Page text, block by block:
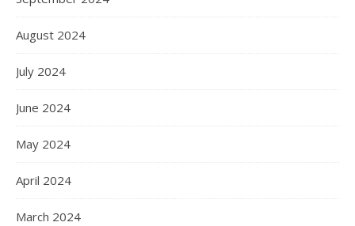
August 2024
July 2024
June 2024
May 2024
April 2024
March 2024